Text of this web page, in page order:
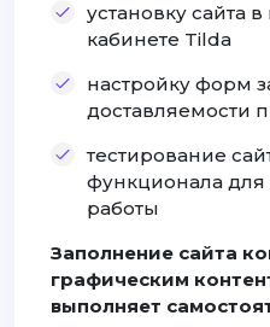
установку сайта
кабинете Tilda
настройку форм
доставляемости
тестирование
функционала для
работы
Заполнение сайта
графическим
выполняет